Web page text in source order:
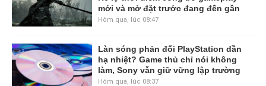
mới và mở đặt trước đang đến gần
Hôm qua, lúc 08:47
Làn sóng phản đối PlayStation dần
hạ nhiệt? Game thủ chỉ nói không
làm, Sony vẫn giữ vững lập trường
Hôm qua, lúc 08:37